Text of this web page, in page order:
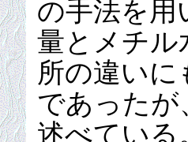
の手法を用
量とメチル
所の違い
であった
述べている